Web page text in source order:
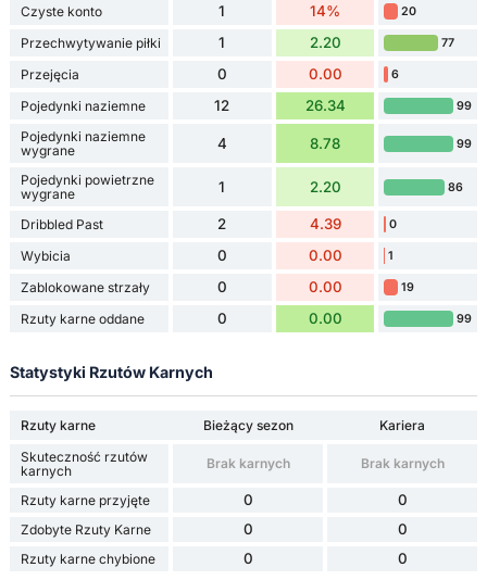
Czyste konto 1 14% 20
Przechwytywanie piłki 1 2.20 77
Przejęcia 0 0.00 6
Pojedynki naziemne 12 26.34 99
Pojedynki naziemne
wygrane
4 8.78 99
Pojedynki powietrzne
wygrane
1 2.20 86
Dribbled Past 2 4.39 0
Wybicia 0 0.00 1
Zablokowane strzały 0 0.00 19
Rzuty karne oddane 0 0.00 99
Statystyki Rzutów Karnych
Rzuty karne Bieżący sezon
Kariera
Skuteczność rzutów
karnych
Brak karnych Brak karnych
Rzuty karne przyjęte 0 0
Zdobyte Rzuty Karne 0 0
Rzuty karne chybione 0 0